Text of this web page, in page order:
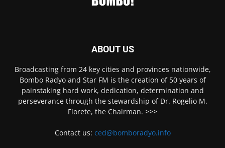
ABOUT US
Broadcasting from 24 key cities and provinces nationwide,
Bombo Radyo and Star FM is the creation of 50 years of
painstaking hard work, dedication, determination and
perseverance through the stewardship of Dr. Rogelio M.
Florete, the Chairman. >>>
Contact us: ced@bomboradyo.info